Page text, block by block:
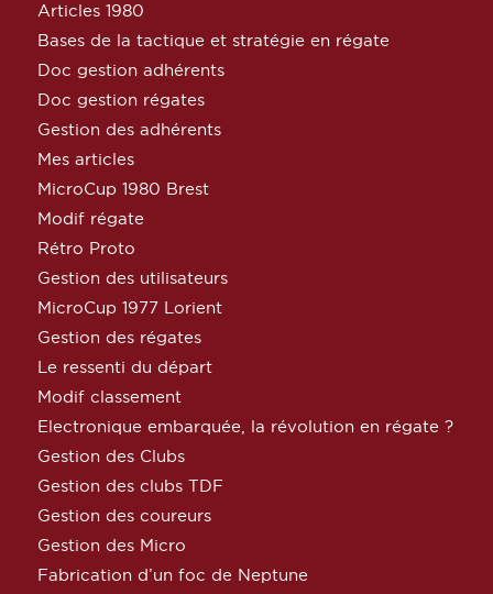
Articles 1980
Bases de la tactique et stratégie en régate
Doc gestion adhérents
Doc gestion régates
Gestion des adhérents
Mes articles
MicroCup 1980 Brest
Modif régate
Rétro Proto
Gestion des utilisateurs
MicroCup 1977 Lorient
Gestion des régates
Le ressenti du départ
Modif classement
Electronique embarquée, la révolution en régate ?
Gestion des Clubs
Gestion des clubs TDF
Gestion des coureurs
Gestion des Micro
Fabrication d’un foc de Neptune